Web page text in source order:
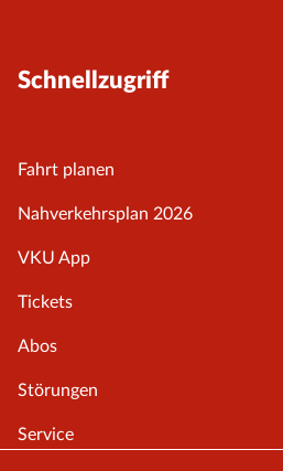
Schnellzugriff
Fahrt planen
Nahverkehrsplan 2026
VKU App
Tickets
Abos
Störungen
Service